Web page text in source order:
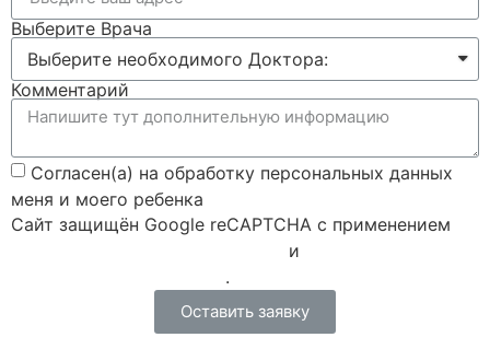
Выберите Врача
Комментарий
Согласен(а) на обработку персональных данных
меня и моего ребенка
Сайт защищён Google reCAPTCHA с применением
и
.
Оставить заявку